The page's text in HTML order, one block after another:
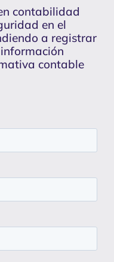
contabilidad
en el
a registrar
contable